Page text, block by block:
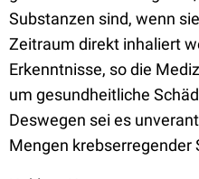
Substanzen sind, wenn
Zeitraum direkt inhaliert
Erkenntnisse, so die
um gesundheitliche
Deswegen sei es
Mengen krebserregender